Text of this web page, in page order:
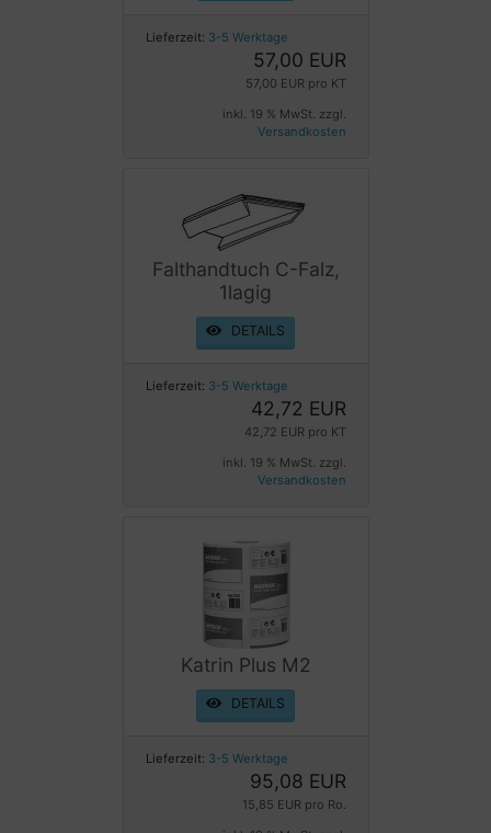
Lieferzeit: 3-5 Werktage
57,00 EUR
57,00 EUR pro KT
inkl. 19 % MwSt. zzgl.
Versandkosten
Falthandtuch C-Falz,
1lagig
DETAILS
Lieferzeit: 3-5 Werktage
42,72 EUR
42,72 EUR pro KT
inkl. 19 % MwSt. zzgl.
Versandkosten
Katrin Plus M2
DETAILS
Lieferzeit: 3-5 Werktage
95,08 EUR
15,85 EUR pro Ro.